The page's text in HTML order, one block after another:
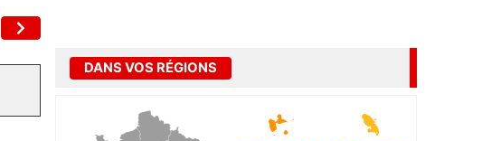
DANS VOS RÉGIONS